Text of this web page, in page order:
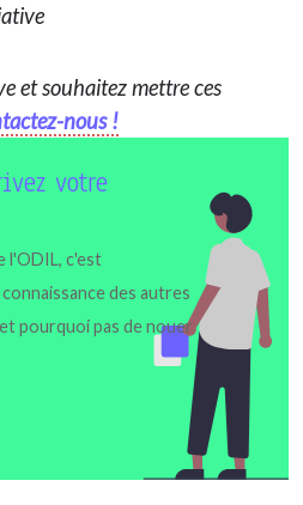
et souhaitez mettre ces
nous !
votre
l'ODIL, c'est
des autres
pourquoi pas de nouer